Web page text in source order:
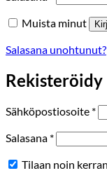
Muista minut
Salasana unohtunut?
Rekisteröidy
Sähköpostiosoite *
Salasana *Vaaditaan
Tilaan noin